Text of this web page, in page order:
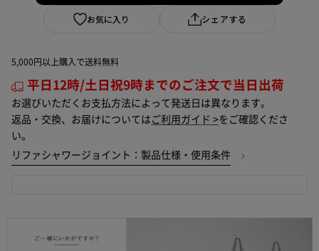
お気に入り シェアする
5,000円以上購入で送料無料
平日12時/土日祝9時までのご注文で当日出荷
お選びいただくお支払方法によって発送日は異なります。
返品・交換、お届けについては ご利用ガイド >をご確認くださ
い。
リファシャワージョイント：製品仕様・使用条件